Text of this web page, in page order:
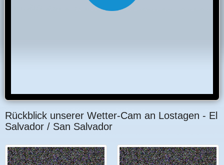
Rückblick unserer Wetter-Cam an Lostagen - El
Salvador / San Salvador